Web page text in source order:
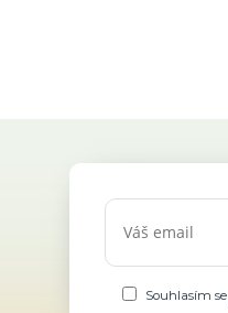
Souhlasím se